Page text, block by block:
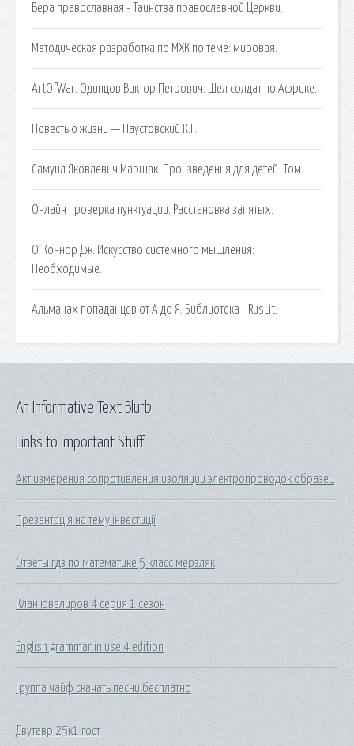
Вера православная - Таинства православной Церкви.
Методическая разработка по МХК по теме: мировая.
ArtOfWar. Одинцов Виктор Петрович. Шел солдат по Африке.
Повесть о жизни — Паустовский К.Г.
Самуил Яковлевич Маршак. Произведения для детей. Том.
Онлайн проверка пунктуации. Расстановка запятых.
О`Коннор Дж. Искусство системного мышления:
Необходимые.
Альманах попаданцев от А до Я. Библиотека - RusLit.
Links to Important Stuff
Акт измерения сопротивления изоляции электропроводок образец
Презентація на тему інвестиції
Ответы гдз по математике 5 класс мерзляк
Клан ювелиров 4 серия 1 сезон
English grammar in use 4 edition
Группа чайф скачать песни бесплатно
Двутавр 25к1 гост
An Informative Text Blurb